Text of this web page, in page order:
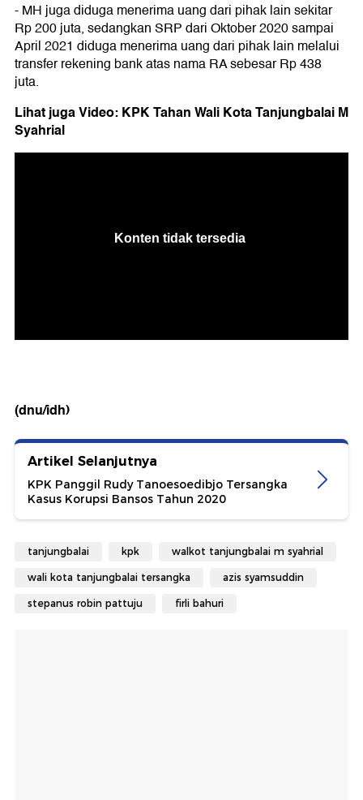
- MH juga diduga menerima uang dari pihak lain sekitar
Rp 200 juta, sedangkan SRP dari Oktober 2020 sampai
April 2021 diduga menerima uang dari pihak lain melalui
transfer rekening bank atas nama RA sebesar Rp 438
juta.
Lihat juga Video: KPK Tahan Wali Kota Tanjungbalai M
Syahrial
(dnu/idh)
Artikel Selanjutnya
KPK Panggil Rudy Tanoesoedibjo Tersangka
Kasus Korupsi Bansos Tahun 2020
tanjungbalai kpk walkot tanjungbalai m syahrial
wali kota tanjungbalai tersangka azis syamsuddin
stepanus robin pattuju firli bahuri